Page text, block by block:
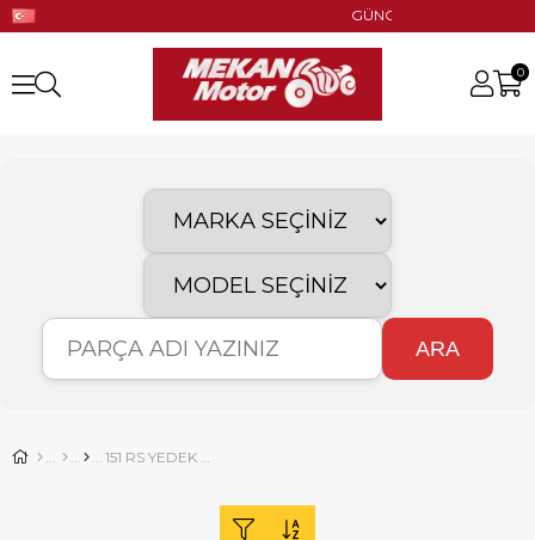
GÜNCEL STOK!! UYGUN FİYAT!!
0
ARA
151 RS YEDEK PARÇA